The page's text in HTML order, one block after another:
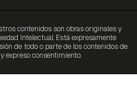
contenidos son obras originales y
Intelectual. Está expresamente
de todo o parte de los contenidos de
expreso consentimiento.